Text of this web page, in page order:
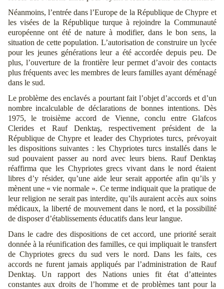
Néanmoins, l’entrée dans l’Europe de la République de Chypre et
les visées de la République turque à rejoindre la Communauté
européenne ont été de nature à modifier, dans le bon sens, la
situation de cette population. L’autorisation de construire un lycée
pour les jeunes générations leur a été accordée depuis peu. De
plus, l’ouverture de la frontière leur permet d’avoir des contacts
plus fréquents avec les membres de leurs familles ayant déménagé
dans le sud.
Le problème des enclavés a pourtant fait l’objet d’accords et d’un
nombre incalculable de déclarations de bonnes intentions. Dès
1975, le troisième accord de Vienne, conclu entre Glafcos
Clerides et Rauf Denktaş, respectivement président de la
République de Chypre et leader des Chypriotes turcs, prévoyait
les dispositions suivantes : les Chypriotes turcs installés dans le
sud pouvaient passer au nord avec leurs biens. Rauf Denktaş
réaffirma que les Chypriotes grecs vivant dans le nord étaient
libres d’y résider, qu’une aide leur serait apportée afin qu’ils y
mènent une « vie normale ». Ce terme indiquait que la pratique de
leur religion ne serait pas interdite, qu’ils auraient accès aux soins
médicaux, la liberté de mouvement dans le nord, et la possibilité
de disposer d’établissements éducatifs dans leur langue.
Dans le cadre des dispositions de cet accord, une priorité serait
donnée à la réunification des familles, ce qui impliquait le transfert
de Chypriotes grecs du sud vers le nord. Dans les faits, ces
accords ne furent jamais appliqués par l’administration de Rauf
Denktaş. Un rapport des Nations unies fit état d’atteintes
constantes aux droits de l’homme et de problèmes tant pour la